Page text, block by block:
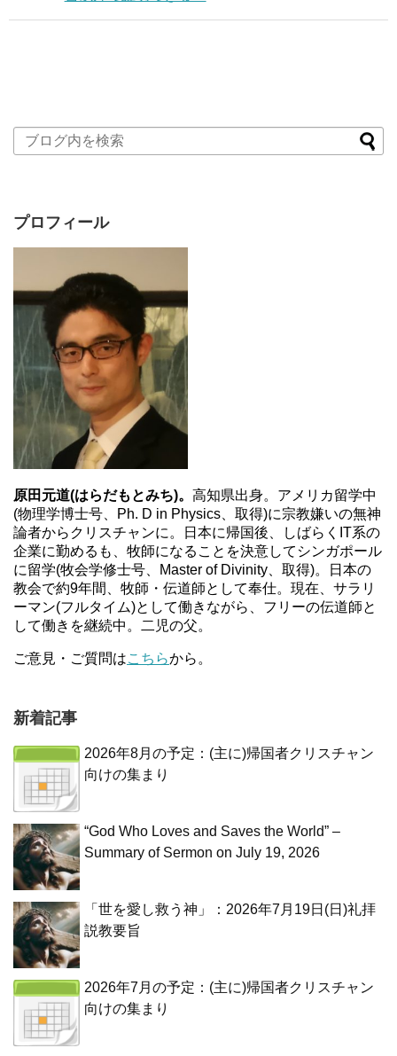
プロフィール
原田元道(はらだもとみち)。 高知県出身。アメリカ留学中
(物理学博士号、Ph. D in Physics、取得)に宗教嫌いの無神
論者からクリスチャンに。日本に帰国後、しばらくIT系の
企業に勤めるも、牧師になることを決意してシンガポール
に留学(牧会学修士号、Master of Divinity、取得)。日本の
教会で約9年間、牧師・伝道師として奉仕。現在、サラリ
ーマン(フルタイム)として働きながら、フリーの伝道師と
して働きを継続中。二児の父。
ご意見・ご質問はこちらから。
新着記事
2026年8月の予定：(主に)帰国者クリスチャン
向けの集まり
“God Who Loves and Saves the World” –
Summary of Sermon on July 19, 2026
「世を愛し救う神」：2026年7月19日(日)礼拝
説教要旨
2026年7月の予定：(主に)帰国者クリスチャン
向けの集まり